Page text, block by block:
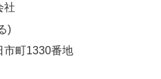
社
)
市町1330番地